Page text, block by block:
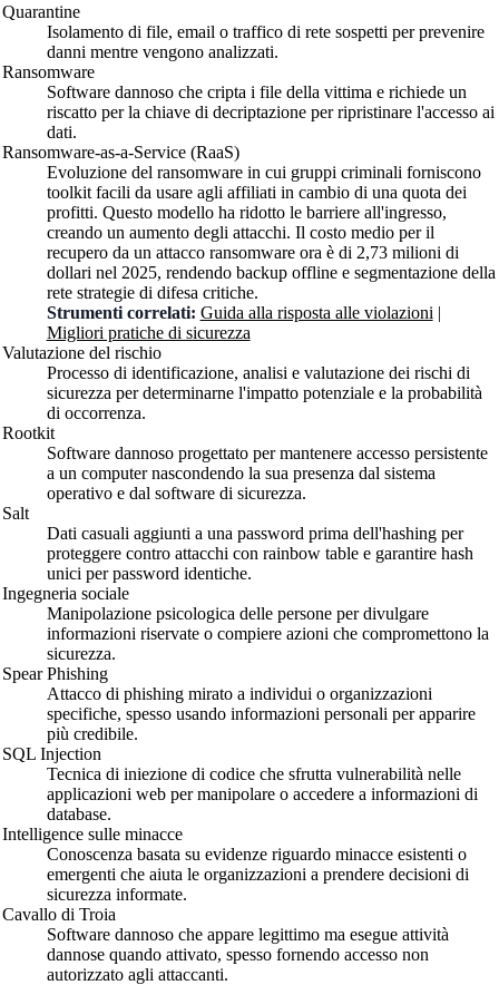
Quarantine
Isolamento di file, email o traffico di rete sospetti per prevenire
danni mentre vengono analizzati.
Ransomware
Software dannoso che cripta i file della vittima e richiede un
riscatto per la chiave di decriptazione per ripristinare l'accesso ai
dati.
Ransomware-as-a-Service (RaaS)
Evoluzione del ransomware in cui gruppi criminali forniscono
toolkit facili da usare agli affiliati in cambio di una quota dei
profitti. Questo modello ha ridotto le barriere all'ingresso,
creando un aumento degli attacchi. Il costo medio per il
recupero da un attacco ransomware ora è di 2,73 milioni di
dollari nel 2025, rendendo backup offline e segmentazione della
rete strategie di difesa critiche.
Strumenti correlati: Guida alla risposta alle violazioni |
Migliori pratiche di sicurezza
Valutazione del rischio
Processo di identificazione, analisi e valutazione dei rischi di
sicurezza per determinarne l'impatto potenziale e la probabilità
di occorrenza.
Rootkit
Software dannoso progettato per mantenere accesso persistente
a un computer nascondendo la sua presenza dal sistema
operativo e dal software di sicurezza.
Salt
Dati casuali aggiunti a una password prima dell'hashing per
proteggere contro attacchi con rainbow table e garantire hash
unici per password identiche.
Ingegneria sociale
Manipolazione psicologica delle persone per divulgare
informazioni riservate o compiere azioni che compromettono la
sicurezza.
Spear Phishing
Attacco di phishing mirato a individui o organizzazioni
specifiche, spesso usando informazioni personali per apparire
più credibile.
SQL Injection
Tecnica di iniezione di codice che sfrutta vulnerabilità nelle
applicazioni web per manipolare o accedere a informazioni di
database.
Intelligence sulle minacce
Conoscenza basata su evidenze riguardo minacce esistenti o
emergenti che aiuta le organizzazioni a prendere decisioni di
sicurezza informate.
Cavallo di Troia
Software dannoso che appare legittimo ma esegue attività
dannose quando attivato, spesso fornendo accesso non
autorizzato agli attaccanti.